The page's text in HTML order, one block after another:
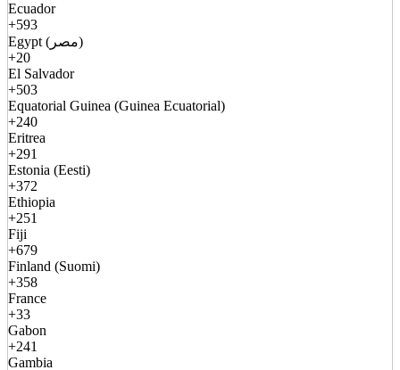
Ecuador
+593
Egypt (مصر)
+20
El Salvador
+503
Equatorial Guinea (Guinea Ecuatorial)
+240
Eritrea
+291
Estonia (Eesti)
+372
Ethiopia
+251
Fiji
+679
Finland (Suomi)
+358
France
+33
Gabon
+241
Gambia